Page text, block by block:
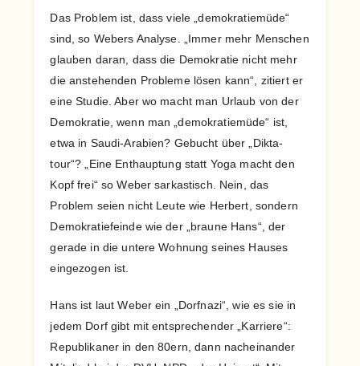
Das Problem ist, dass viele „demokratiemüde“
sind, so Webers Analyse. „Immer mehr Menschen
glauben daran, dass die Demokratie nicht mehr
die anstehenden Probleme lösen kann“, zitiert er
eine Studie. Aber wo macht man Urlaub von der
Demokratie, wenn man „demokratiemüde“ ist,
etwa in Saudi-Arabien? Gebucht über „Dikta-
tour“? „Eine Enthauptung statt Yoga macht den
Kopf frei“ so Weber sarkastisch. Nein, das
Problem seien nicht Leute wie Herbert, sondern
Demokratiefeinde wie der „braune Hans“, der
gerade in die untere Wohnung seines Hauses
eingezogen ist.
Hans ist laut Weber ein „Dorfnazi“, wie es sie in
jedem Dorf gibt mit entsprechender „Karriere“:
Republikaner in den 80ern, dann nacheinander